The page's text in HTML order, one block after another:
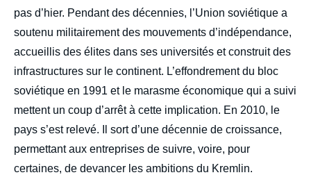
pas d’hier. Pendant des décennies, l’Union soviétique a
soutenu militairement des mouvements d’indépendance,
accueillis des élites dans ses universités et construit des
infrastructures sur le continent. L’effondrement du bloc
soviétique en 1991 et le marasme économique qui a suivi
mettent un coup d’arrêt à cette implication. En 2010, le
pays s’est relevé. Il sort d’une décennie de croissance,
permettant aux entreprises de suivre, voire, pour
certaines, de devancer les ambitions du Kremlin.